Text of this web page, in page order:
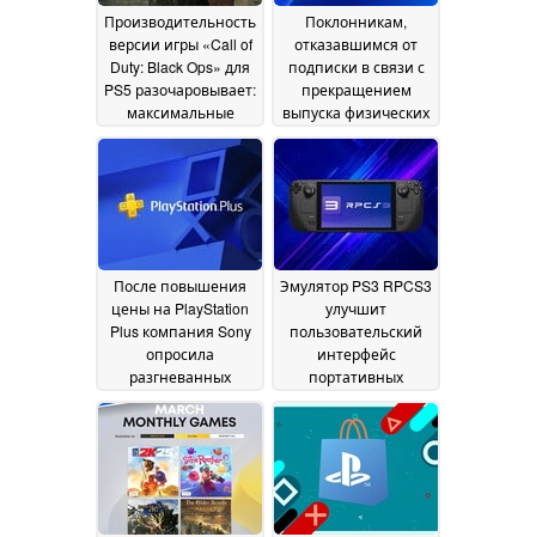
Производительность
версии игры «Call of
Duty: Black Ops» для
PS5 разочаровывает:
максимальные
параметры
ограничиваются
разрешением 1080p
и частотой
обновления 60 Гц11
July 2026
Поклонникам,
отказавшимся от
подписки в связи с
прекращением
выпуска физических
версий игр,
предлагаются
скидки на PlayStation
Plus в размере 50 %
08 July 2026
После повышения
цены на PlayStation
Plus компания Sony
опросила
разгневанных
геймеров о его
ценности25 May 2026
Эмулятор PS3 RPCS3
улучшит
пользовательский
интерфейс
портативных
устройств, включая
добавление игр
непосредственно в
Steam 11 March 2026